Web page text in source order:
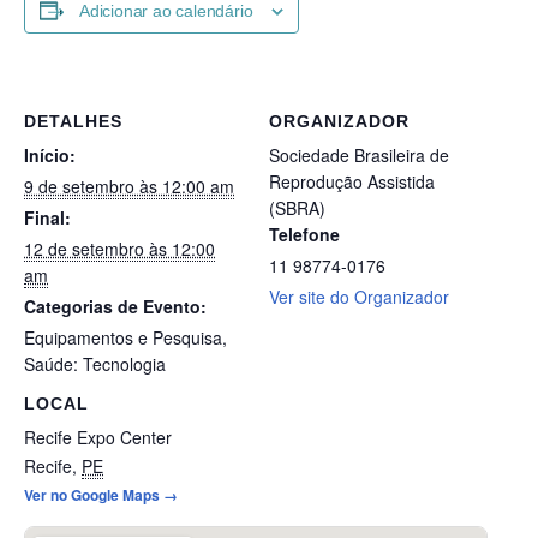
Adicionar ao calendário
DETALHES
Início:
9 de setembro às 12:00 am
Final:
12 de setembro às 12:00
am
Categorias de Evento:
Equipamentos e Pesquisa,
Saúde: Tecnologia
LOCAL
Recife Expo Center
Recife, PE
Ver no Google Maps →
ORGANIZADOR
Sociedade Brasileira de
Reprodução Assistida
(SBRA)
Telefone
11 98774-0176
Ver site do Organizador